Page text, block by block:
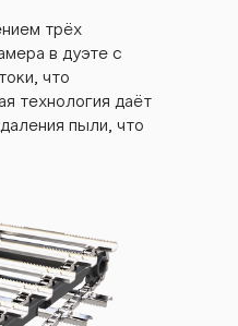
трёх
в дуэте с
что
технология даёт
пыли, что